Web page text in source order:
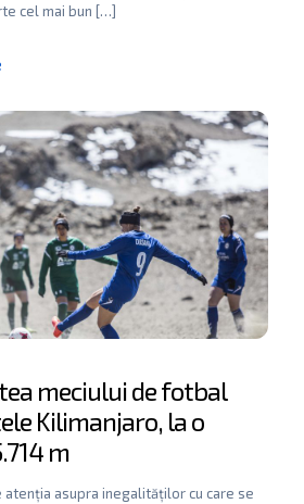
cel mai bun […]
meciului de fotbal
Kilimanjaro, la o
m
atenția asupra inegalităților cu care se